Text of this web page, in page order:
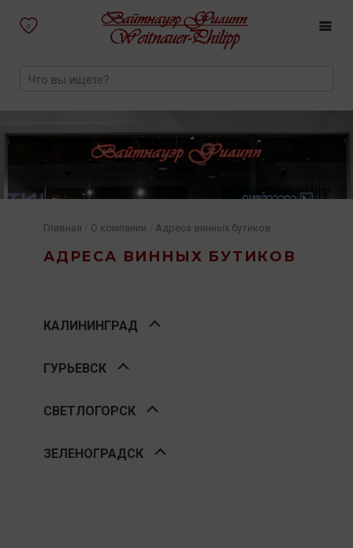
0
АДРЕСА ВИННЫХ БУТИКОВ
Главная О компании Адреса винных бутиков
КАЛИНИНГРАД
ГУРЬЕВСК
СВЕТЛОГОРСК
ЗЕЛЕНОГРАДСК